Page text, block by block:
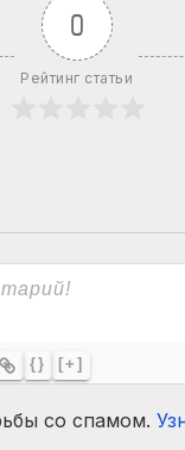
0
Рейтинг статьи
{} [+]
со спамом.